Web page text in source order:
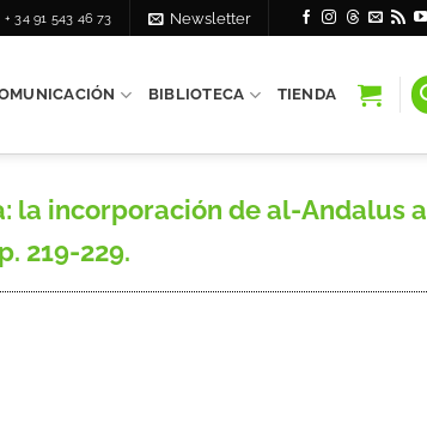
+ 34 91 543 46 73 Newsletter
BIBLIOTECA TIENDA
la incorporación de al-Andalus a
219-229.